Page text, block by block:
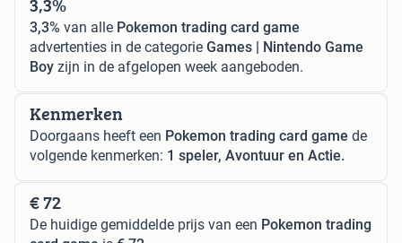
3,3% van alle Pokemon trading card game
advertenties in de categorie Games | Nintendo Game
Boy zijn in de afgelopen week aangeboden.
Kenmerken
Doorgaans heeft een Pokemon trading card game de
volgende kenmerken: 1 speler, Avontuur en Actie.
€ 72
De huidige gemiddelde prijs van een Pokemon trading